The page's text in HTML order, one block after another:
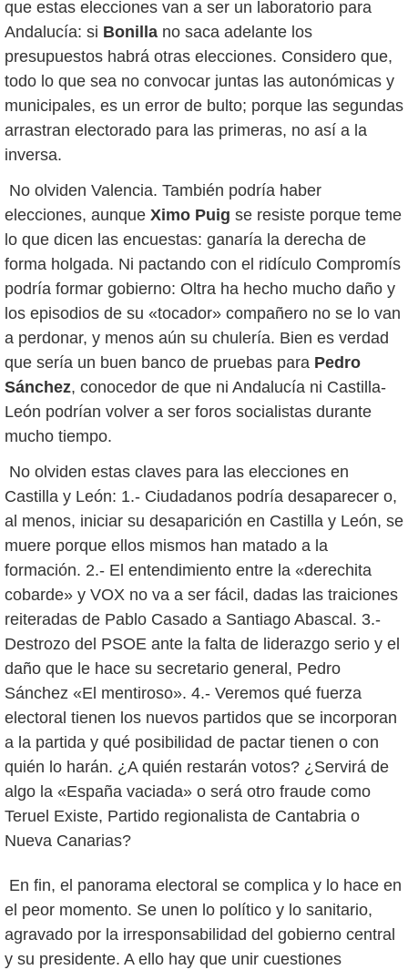
que estas elecciones van a ser un laboratorio para
Andalucía: si Bonilla no saca adelante los
presupuestos habrá otras elecciones. Considero que,
todo lo que sea no convocar juntas las autonómicas y
municipales, es un error de bulto; porque las segundas
arrastran electorado para las primeras, no así a la
inversa.
No olviden Valencia. También podría haber
elecciones, aunque Ximo Puig se resiste porque teme
lo que dicen las encuestas: ganaría la derecha de
forma holgada. Ni pactando con el ridículo Compromís
podría formar gobierno: Oltra ha hecho mucho daño y
los episodios de su «tocador» compañero no se lo van
a perdonar, y menos aún su chulería. Bien es verdad
que sería un buen banco de pruebas para Pedro
Sánchez, conocedor de que ni Andalucía ni Castilla-
León podrían volver a ser foros socialistas durante
mucho tiempo.
No olviden estas claves para las elecciones en
Castilla y León: 1.- Ciudadanos podría desaparecer o,
al menos, iniciar su desaparición en Castilla y León, se
muere porque ellos mismos han matado a la
formación. 2.- El entendimiento entre la «derechita
cobarde» y VOX no va a ser fácil, dadas las traiciones
reiteradas de Pablo Casado a Santiago Abascal. 3.-
Destrozo del PSOE ante la falta de liderazgo serio y el
daño que le hace su secretario general, Pedro
Sánchez «El mentiroso». 4.- Veremos qué fuerza
electoral tienen los nuevos partidos que se incorporan
a la partida y qué posibilidad de pactar tienen o con
quién lo harán. ¿A quién restarán votos? ¿Servirá de
algo la «España vaciada» o será otro fraude como
Teruel Existe, Partido regionalista de Cantabria o
Nueva Canarias?
En fin, el panorama electoral se complica y lo hace en
el peor momento. Se unen lo político y lo sanitario,
agravado por la irresponsabilidad del gobierno central
y su presidente. A ello hay que unir cuestiones